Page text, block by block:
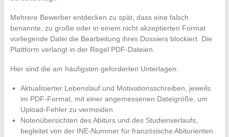
Mehrere Bewerber entdecken zu spät, dass eine falsch
benannte, zu große oder in einem nicht akzeptierten Format
vorliegende Datei die Bearbeitung ihres Dossiers blockiert. Die
Plattform verlangt in der Regel PDF-Dateien.
Hier sind die am häufigsten geforderten Unterlagen:
Aktualisierter Lebenslauf und Motivationsschreiben, jeweils
im PDF-Format, mit einer angemessenen Dateigröße, um
Upload-Fehler zu vermeiden
Notenübersichten des Abiturs und des Studienverlaufs,
begleitet von der INE-Nummer für französische Abiturienten